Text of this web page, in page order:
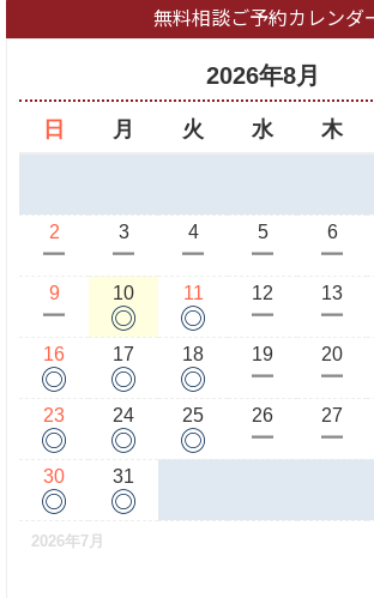
無料相談ご予約カレンダ
2026年8月
日 月 火 水 木
2
ー
3
ー
4
ー
5
ー
6
ー
9
ー
10
◎
11
◎
12
ー
13
ー
16
◎
17
◎
18
◎
19
ー
20
ー
23
◎
24
◎
25
◎
26
ー
27
ー
30
◎
31
◎
2026年7月